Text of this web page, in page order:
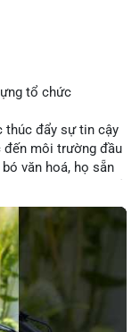
tổ chức
thúc đẩy sự tin cậy
môi trường đầu
văn hoá, họ sẵn
tăng cường niềm
chi phí vốn và thúc
nghệ tài chính. Các
dựng chiến lược